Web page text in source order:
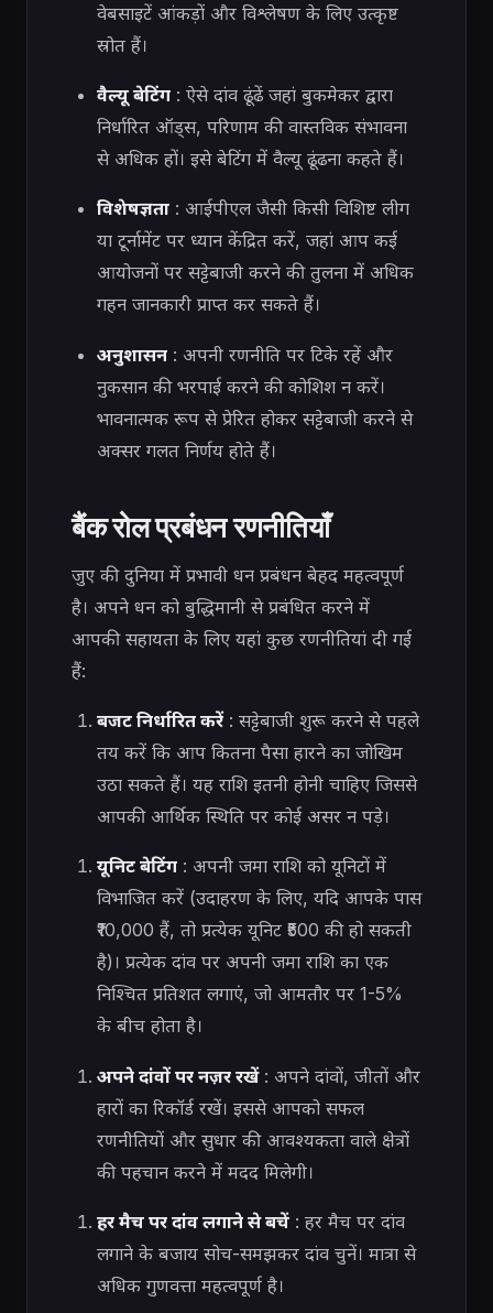
वेबसाइटें आंकड़ों और विश्लेषण के लिए उत्कृष्ट
स्रोत हैं।
वैल्यू बेटिंग: ऐसे दांव ढूंढें जहां बुकमेकर द्वारा
निर्धारित ऑड्स, परिणाम की वास्तविक संभावना
से अधिक हों। इसे बेटिंग में वैल्यू ढूंढना कहते हैं।
विशेषज्ञता: आईपीएल जैसी किसी विशिष्ट लीग
या टूर्नामेंट पर ध्यान केंद्रित करें, जहां आप कई
आयोजनों पर सट्टेबाजी करने की तुलना में अधिक
गहन जानकारी प्राप्त कर सकते हैं।
अनुशासन: अपनी रणनीति पर टिके रहें और
नुकसान की भरपाई करने की कोशिश न करें।
भावनात्मक रूप से प्रेरित होकर सट्टेबाजी करने से
अक्सर गलत निर्णय होते हैं।
बैंक रोल प्रबंधन रणनीतियाँ
जुए की दुनिया में प्रभावी धन प्रबंधन बेहद महत्वपूर्ण
है। अपने धन को बुद्धिमानी से प्रबंधित करने में
आपकी सहायता के लिए यहां कुछ रणनीतियां दी गई
हैं:
बजट निर्धारित करें: सट्टेबाजी शुरू करने से पहले
तय करें कि आप कितना पैसा हारने का जोखिम
उठा सकते हैं। यह राशि इतनी होनी चाहिए जिससे
आपकी आर्थिक स्थिति पर कोई असर न पड़े।
यूनिट बेटिंग: अपनी जमा राशि को यूनिटों में
विभाजित करें (उदाहरण के लिए, यदि आपके पास
₹10,000 हैं, तो प्रत्येक यूनिट ₹500 की हो सकती
है)। प्रत्येक दांव पर अपनी जमा राशि का एक
निश्चित प्रतिशत लगाएं, जो आमतौर पर 1-5%
के बीच होता है।
अपने दांवों पर नज़र रखें: अपने दांवों, जीतों और
हारों का रिकॉर्ड रखें। इससे आपको सफल
रणनीतियों और सुधार की आवश्यकता वाले क्षेत्रों
की पहचान करने में मदद मिलेगी।
हर मैच पर दांव लगाने से बचें: हर मैच पर दांव
लगाने के बजाय सोच-समझकर दांव चुनें। मात्रा से
अधिक गुणवत्ता महत्वपूर्ण है।